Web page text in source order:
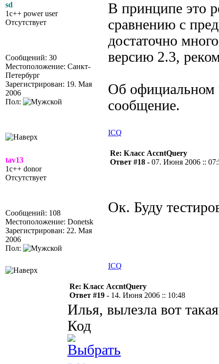
sd
1c++ power user
Отсутствует
Сообщений: 30
Местоположение: Санкт-
Петербург
Зарегистрирован: 19. Мая
2006
Пол:
В принципе это
сравнению с
достаточно
версию 2.3,
Об официальном
сообщение.
ICQ
tav13
1c++ donor
Отсутствует
Сообщений: 108
Местоположение: Donetsk
Зарегистрирован: 22. Мая
2006
Пол:
Re: Класс AccntQuery
Ответ #18 - 07. Июня 2006 ::
Ок. Буду
ICQ
Re: Класс AccntQuery
Ответ #19 - 14. Июня 2006 :: 10:48
Илья, вылезла вот
Код